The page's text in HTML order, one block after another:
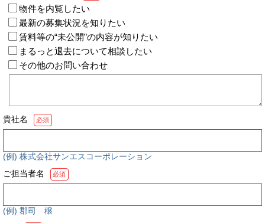
物件を内覧したい
最新の募集状況を知りたい
賃料等の“未公開”の内容が知りたい
まるっと退去について相談したい
その他のお問い合わせ
貴社名 必須
(例) 株式会社サンエスコーポレーション
ご担当者名
必須
(例) 郡司 穣